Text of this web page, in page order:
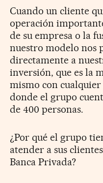
Cuando un cliente
operación
de su empresa o la
nuestro modelo nos
directamente a
inversión, que es la
mismo con
donde el grupo
de 400 personas.
¿Por qué el grupo
atender a sus
Banca Privada?